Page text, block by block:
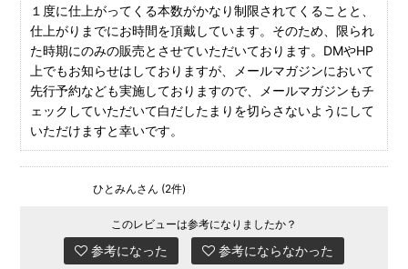
１度に仕上がってくる本数がかなり制限されてくることと、
仕上がりまでにお時間を頂戴しています。そのため、限られ
た時期にのみの販売とさせていただいております。DMやHP
上でもお知らせはしておりますが、メールマガジンにおいて
先行予約なども実施しておりますので、メールマガジンもチ
ェックしていただいて白だしたまりを切らさないようにして
いただけますと幸いです。
ひとみんさん (2件)
このレビューは参考になりましたか？
参考になった 参考にならなかった